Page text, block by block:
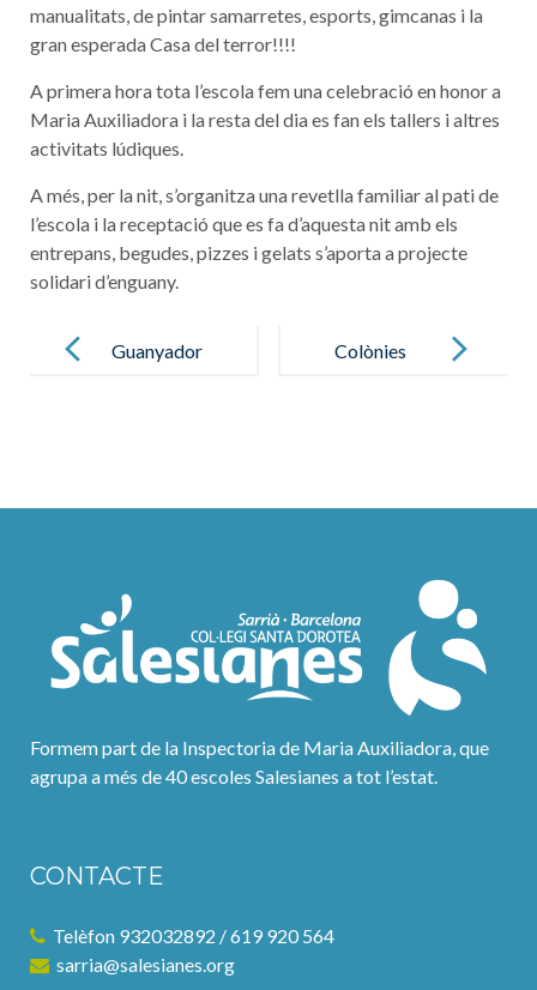
manualitats, de pintar samarretes, esports, gimcanas i la
gran esperada Casa del terror!!!!
A primera hora tota l’escola fem una celebració en honor a
Maria Auxiliadora i la resta del dia es fan els tallers i altres
activitats lúdiques.
A més, per la nit, s’organitza una revetlla familiar al pati de
l’escola i la receptació que es fa d’aquesta nit amb els
entrepans, begudes, pizzes i gelats s’aporta a projecte
solidari d’enguany.
navigationGuanyador
Colònies
Formem part de la Inspectoria de Maria Auxiliadora, que
agrupa a més de 40 escoles Salesianes a tot l’estat.
CONTACTE
Telèfon 932032892 / 619 920 564
sarria@salesianes.org